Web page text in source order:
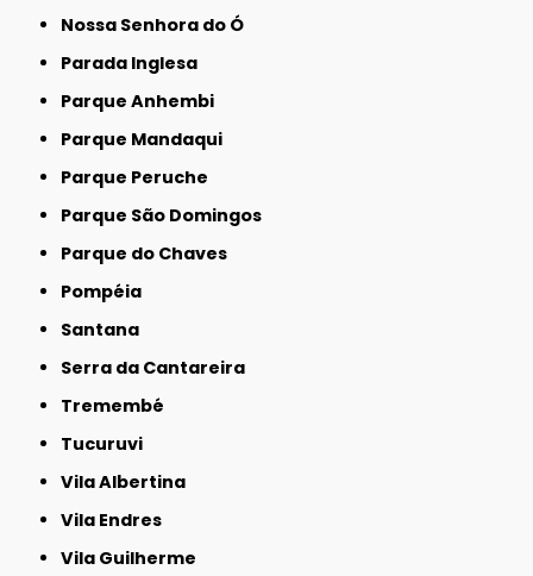
Nossa Senhora do Ó
Parada Inglesa
Parque Anhembi
Parque Mandaqui
Parque Peruche
Parque São Domingos
Parque do Chaves
Pompéia
Santana
Serra da Cantareira
Tremembé
Tucuruvi
Vila Albertina
Vila Endres
Vila Guilherme